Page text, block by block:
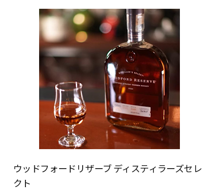
ウッドフォードリザーブ ディスティラーズセレ
クト